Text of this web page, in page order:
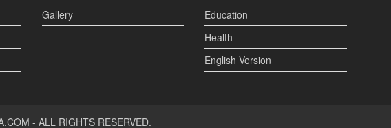
Gallery
Education
Health
English Version
- ALL RIGHTS RESERVED.